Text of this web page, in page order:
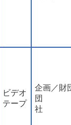
ビデオ
テープ
企画／財
団 制
社